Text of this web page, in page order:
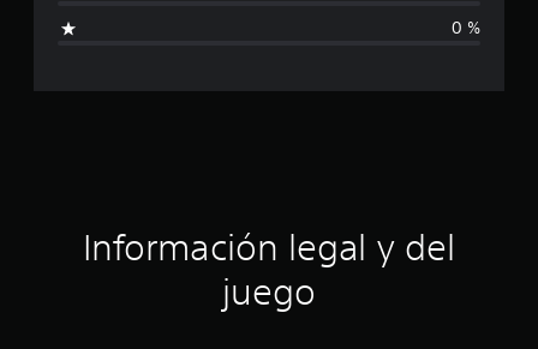
f
a
0 %
Información legal y del
juego